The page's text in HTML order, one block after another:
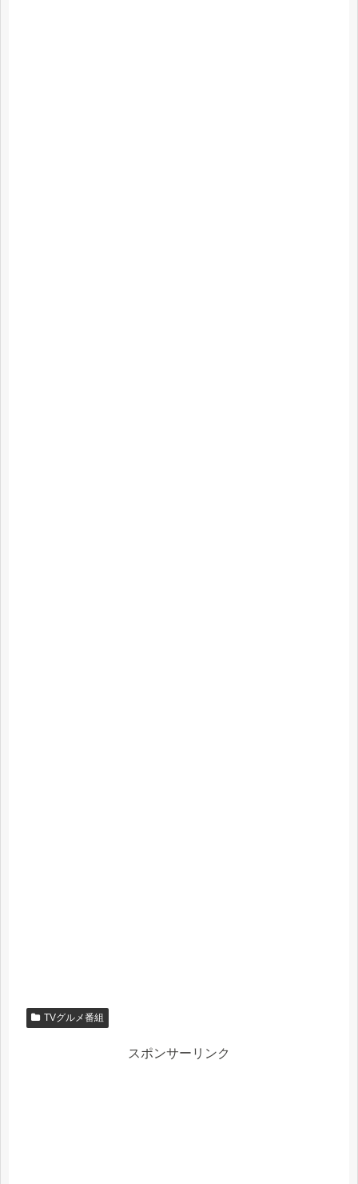
TVグルメ番組
スポンサーリンク